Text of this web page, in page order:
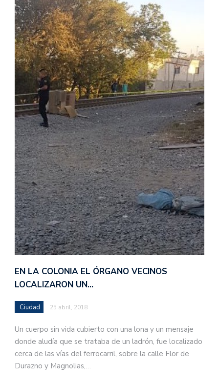
EN LA COLONIA EL ÓRGANO VECINOS
LOCALIZARON UN…
Ciudad 25 abril, 2018
Un cuerpo sin vida cubierto con una lona y un mensaje
donde aludía que se trataba de un ladrón, fue localizado
cerca de las vías del ferrocarril, sobre la calle Flor de
Durazno y Magnolias,…